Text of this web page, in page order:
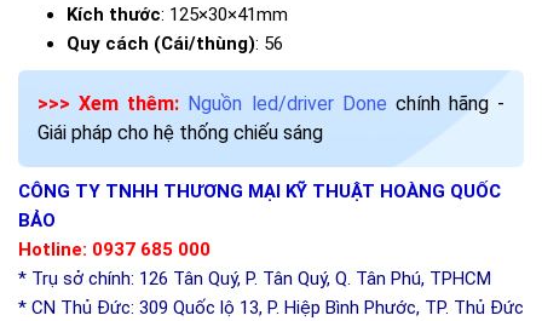
Kích thước: 125×30×41mm
Quy cách (Cái/thùng): 56
>>> Xem thêm: Nguồn led/driver Done chính hãng -
Giái pháp cho hệ thống chiếu sáng
CÔNG TY TNHH THƯƠNG MẠI KỸ THUẬT HOÀNG QUỐC
BẢO
Hotline: 0937 685 000
* Trụ sở chính: 126 Tân Quý, P. Tân Quý, Q. Tân Phú, TPHCM
* CN Thủ Đức: 309 Quốc lộ 13, P. Hiệp Bình Phước, TP. Thủ Đức